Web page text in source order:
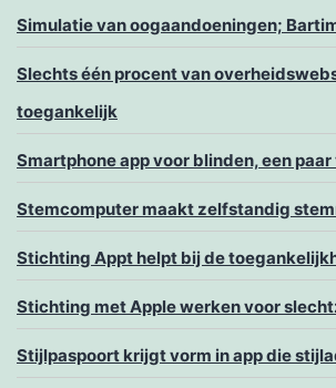
Simulatie van oogaandoeningen;
Slechts één procent van
toegankelijk
Smartphone app voor blinden, een
Stemcomputer maakt zelfstandig
Stichting Appt helpt bij de
Stichting met Apple werken voor
Stijlpaspoort krijgt vorm in app die